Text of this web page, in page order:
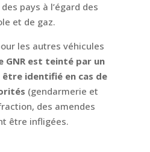
pays à l’égard des
et de gaz.
les autres véhicules
GNR est teinté par un
identifié en cas de
(gendarmerie et
des amendes
être infligées.